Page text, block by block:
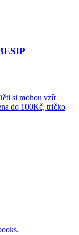
si mohou vzít
do 100Kč, tričko